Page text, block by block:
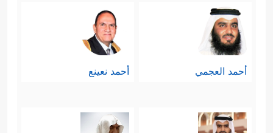
أحمد العجمي أحمد نعينع